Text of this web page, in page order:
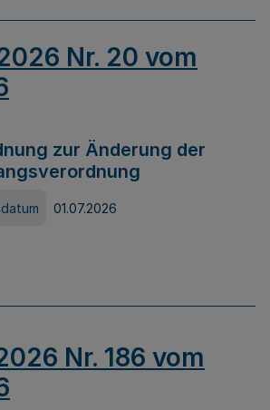
Nr. 20 vom
zur Änderung der
01.07.2026
Nr. 186 vom